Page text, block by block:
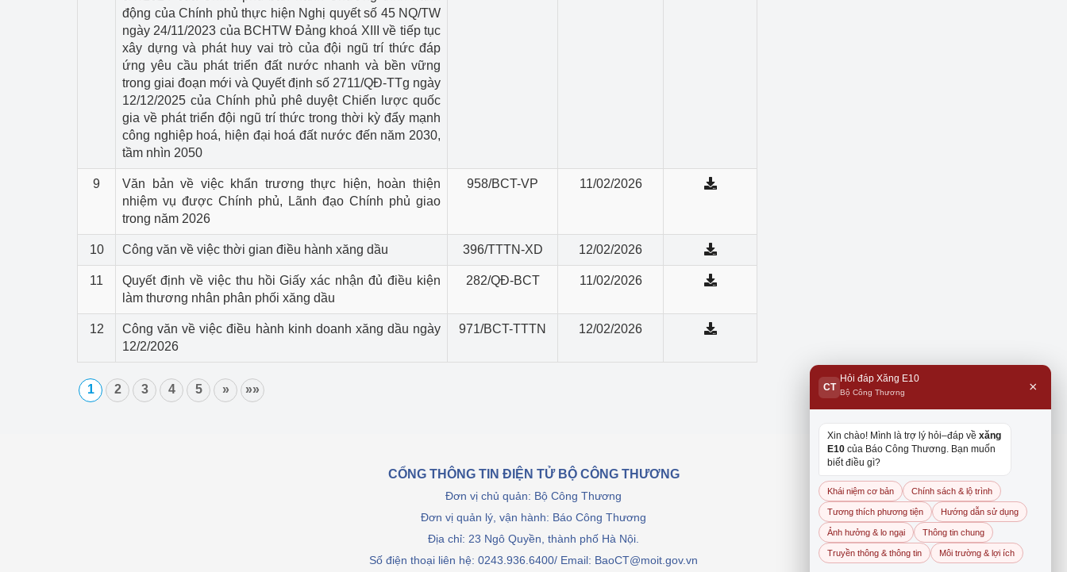
động của Chính phủ thực hiện Nghị quyết số 45 NQ/TW
ngày 24/11/2023 của BCHTW Đảng khoá XIII về tiếp tục
xây dựng và phát huy vai trò của đội ngũ trí thức đáp
ứng yêu cầu phát triển đất nước nhanh và bền vững
trong giai đoạn mới và Quyết định số 2711/QĐ-TTg ngày
12/12/2025 của Chính phủ phê duyệt Chiến lược quốc
gia về phát triển đội ngũ trí thức trong thời kỳ đẩy mạnh
công nghiệp hoá, hiện đại hoá đất nước đến năm 2030,
tầm nhìn 2050
9
Văn bản về việc khẩn trương thực hiện, hoàn thiện
nhiệm vụ được Chính phủ, Lãnh đạo Chính phủ giao
trong năm 2026
958/BCT-VP 11/02/2026
10 Công văn về việc thời gian điều hành xăng dầu 396/TTTN-XD 12/02/2026
11
Quyết định về việc thu hồi Giấy xác nhận đủ điều kiện
làm thương nhân phân phối xăng dầu
282/QĐ-BCT 11/02/2026
12
Công văn về việc điều hành kinh doanh xăng dầu ngày
12/2/2026
971/BCT-TTTN 12/02/2026
1 2 3 4 5 » »»
CỔNG THÔNG TIN ĐIỆN TỬ BỘ CÔNG THƯƠNG
Đơn vị chủ quản: Bộ Công Thương
Đơn vị quản lý, vận hành: Báo Công Thương
Địa chỉ: 23 Ngô Quyền, thành phố Hà Nội.
Số điện thoại liên hệ: 0243.936.6400/ Email: BaoCT@moit.gov.vn
CT
Hỏi đáp Xăng E10
Bộ Công Thương ×
Xin chào! Mình là trợ lý hỏi–đáp về xăng
E10 của Báo Công Thương. Bạn muốn
biết điều gì?
Khái niệm cơ bản Chính sách & lộ trình
Tương thích phương tiện Hướng dẫn sử dụng
Ảnh hưởng & lo ngại Thông tin chung
Truyền thông & thông tin Môi trường & lợi ích